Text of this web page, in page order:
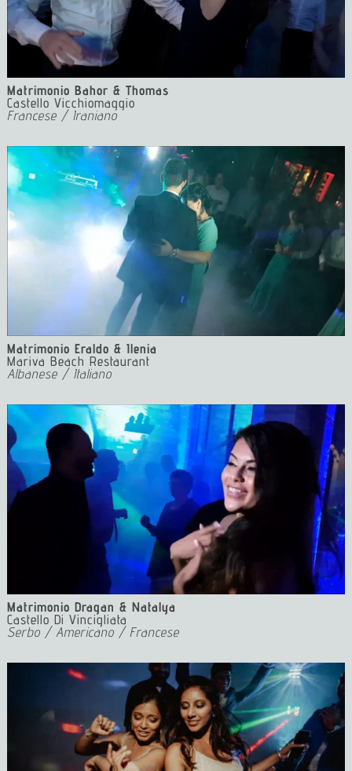
Matrimonio Bahor & Thomas
Castello Vicchiomaggio
Francese / Iraniano
Matrimonio Eraldo & Ilenia
Mariva Beach Restaurant
Albanese / Italiano
Matrimonio Dragan & Natalya
Castello Di Vincigliata
Serbo / Americano / Francese